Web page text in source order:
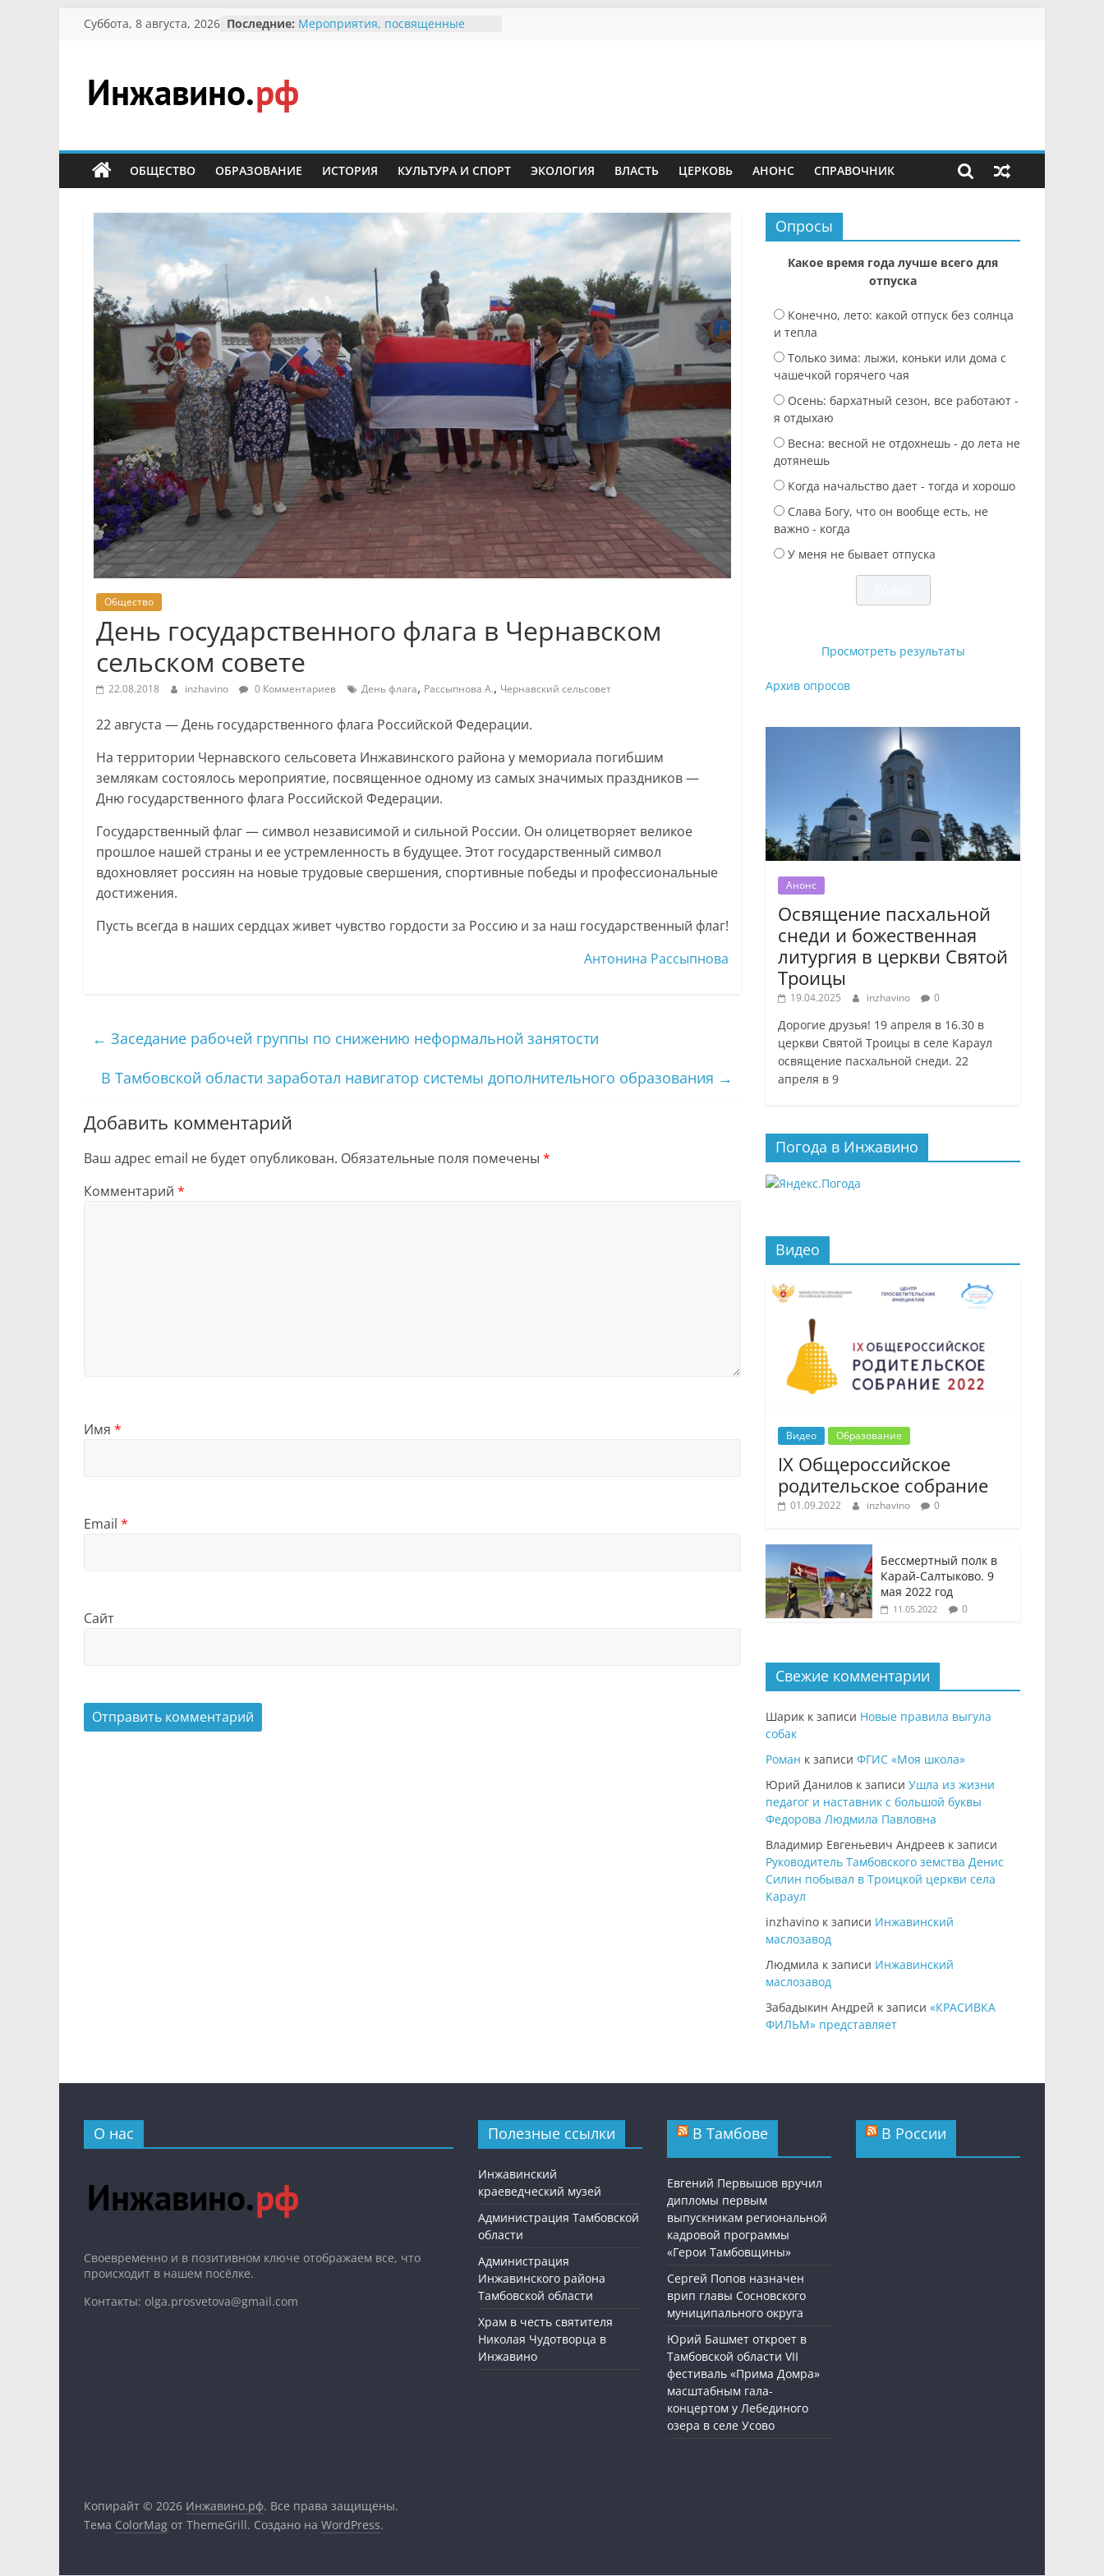
Перейти
Суббота, 8 августа, 2026 Последние: Мероприятия, посвященные
Безопасность в сети Интернет
Ученики приняли участие в
мероприятии «Сохраним
В вольере Воронинского
заповедника родились крапчатые
суслики
Инжавино.рф
сельский
портал
ОБЩЕСТВО ОБРАЗОВАНИЕ ИСТОРИЯ КУЛЬТУРА И СПОРТ ЭКОЛОГИЯ ВЛАСТЬ ЦЕРКОВЬ АНОНС СПРАВОЧНИК
Общество
День государственного флага в Чернавском
сельском совете
22.08.2018 inzhavino 0 Комментариев День флага, Рассыпнова А., Чернавский сельсовет
22 августа — День государственного флага Российской Федерации.
На территории Чернавского сельсовета Инжавинского района у мемориала погибшим
землякам состоялось мероприятие, посвященное одному из самых значимых праздников —
Дню государственного флага Российской Федерации.
Государственный флаг — символ независимой и сильной России. Он олицетворяет великое
прошлое нашей страны и ее устремленность в будущее. Этот государственный символ
вдохновляет россиян на новые трудовые свершения, спортивные победы и профессиональные
достижения.
Пусть всегда в наших сердцах живет чувство гордости за Россию и за наш государственный флаг!
Антонина Рассыпнова
← Заседание рабочей группы по снижению неформальной занятости
В Тамбовской области заработал навигатор системы дополнительного образования →
Добавить комментарий
Ваш адрес email не будет опубликован. Обязательные поля помечены *
Комментарий *
Имя *
Email *
Сайт
Опросы
Какое время года лучше всего для
отпуска
Конечно, лето: какой отпуск без солнца
и тепла
Только зима: лыжи, коньки или дома с
чашечкой горячего чая
Осень: бархатный сезон, все работают -
я отдыхаю
Весна: весной не отдохнешь - до лета не
дотянешь
Когда начальство дает - тогда и хорошо
Слава Богу, что он вообще есть, не
важно - когда
У меня не бывает отпуска
Просмотреть результаты
Архив опросов
Анонс
Освящение пасхальной
снеди и божественная
литургия в церкви Святой
Троицы
19.04.2025 inzhavino 0
Дорогие друзья! 19 апреля в 16.30 в
церкви Святой Троицы в селе Караул
освящение пасхальной снеди. 22
апреля в 9
Погода в Инжавино
Видео
Видео Образование
IX Общероссийское
родительское собрание
01.09.2022 inzhavino 0
Бессмертный полк в
Карай-Салтыково. 9
мая 2022 год
11.05.2022 0
Свежие комментарии
Шарик к записи Новые правила выгула
собак
Роман к записи ФГИС «Моя школа»
Юрий Данилов к записи Ушла из жизни
педагог и наставник с большой буквы
Федорова Людмила Павловна
Владимир Евгеньевич Андреев к записи
Руководитель Тамбовского земства Денис
Силин побывал в Троицкой церкви села
Караул
inzhavino к записи Инжавинский
маслозавод
Людмила к записи Инжавинский
маслозавод
Забадыкин Андрей к записи «КРАСИВКА
ФИЛЬМ» представляет
О нас
Cвоевременно и в позитивном ключе отображаем все, что
происходит в нашем посёлке.
Контакты: olga.prosvetova@gmail.com
Полезные ссылки
Инжавинский
краеведческий музей
Администрация Тамбовской
области
Администрация
Инжавинского района
Тамбовской области
Храм в честь святителя
Николая Чудотворца в
Инжавино
В Тамбове
Евгений Первышов вручил
дипломы первым
выпускникам региональной
кадровой программы
«Герои Тамбовщины»
Сергей Попов назначен
врип главы Сосновского
муниципального округа
Юрий Башмет откроет в
Тамбовской области VII
фестиваль «Прима Домра»
масштабным гала-
концертом у Лебединого
озера в селе Усово
В России
Копирайт © 2026 Инжавино.рф. Все права защищены.
Тема ColorMag от ThemeGrill. Создано на WordPress.